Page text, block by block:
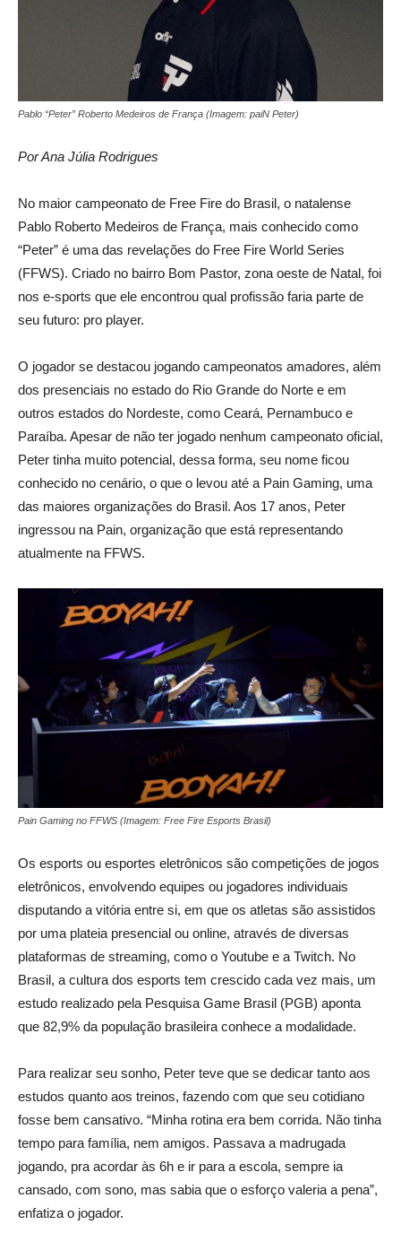
Pablo “Peter” Roberto Medeiros de França (Imagem: paiN Peter)
Por Ana Júlia Rodrigues
No maior campeonato de Free Fire do Brasil, o natalense
Pablo Roberto Medeiros de França, mais conhecido como
“Peter” é uma das revelações do Free Fire World Series
(FFWS). Criado no bairro Bom Pastor, zona oeste de Natal, foi
nos e-sports que ele encontrou qual profissão faria parte de
seu futuro: pro player.
O jogador se destacou jogando campeonatos amadores, além
dos presenciais no estado do Rio Grande do Norte e em
outros estados do Nordeste, como Ceará, Pernambuco e
Paraíba. Apesar de não ter jogado nenhum campeonato oficial,
Peter tinha muito potencial, dessa forma, seu nome ficou
conhecido no cenário, o que o levou até a Pain Gaming, uma
das maiores organizações do Brasil. Aos 17 anos, Peter
ingressou na Pain, organização que está representando
atualmente na FFWS.
Pain Gaming no FFWS (Imagem: Free Fire Esports Brasil)
Os esports ou esportes eletrônicos são competições de jogos
eletrônicos, envolvendo equipes ou jogadores individuais
disputando a vitória entre si, em que os atletas são assistidos
por uma plateia presencial ou online, através de diversas
plataformas de streaming, como o Youtube e a Twitch. No
Brasil, a cultura dos esports tem crescido cada vez mais, um
estudo realizado pela Pesquisa Game Brasil (PGB) aponta
que 82,9% da população brasileira conhece a modalidade.
Para realizar seu sonho, Peter teve que se dedicar tanto aos
estudos quanto aos treinos, fazendo com que seu cotidiano
fosse bem cansativo. “Minha rotina era bem corrida. Não tinha
tempo para família, nem amigos. Passava a madrugada
jogando, pra acordar às 6h e ir para a escola, sempre ia
cansado, com sono, mas sabia que o esforço valeria a pena”,
enfatiza o jogador.